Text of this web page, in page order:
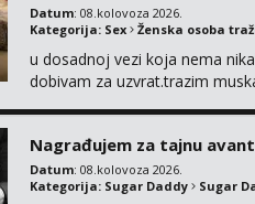
Datum: 08.kolovoza 2026.
Kategorija: Sex Ženska osoba
u dosadnoj vezi koja nema
dobivam za uzvrat.trazim
Nagrađujem za tajnu
Datum: 08.kolovoza 2026.
Kategorija: Sugar Daddy Sugar